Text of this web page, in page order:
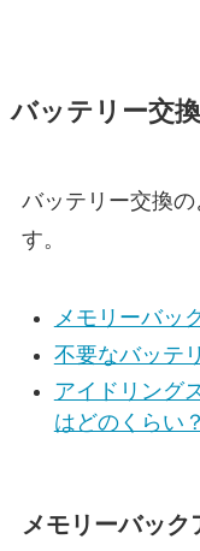
バッテリー交
バッテリー交換
す。
メモリーバッ
不要なバッテ
アイドリング
はどのくらい？
メモリーバック